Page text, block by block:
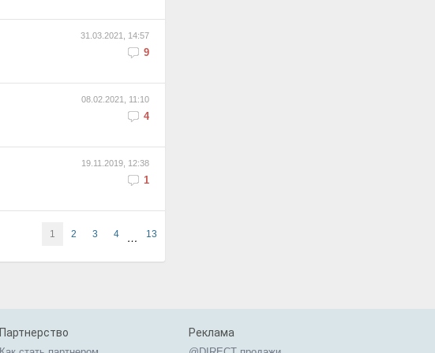
31.03.2021, 14:57
9
08.02.2021, 11:10
4
19.11.2019, 12:38
1
1 2 3 4 … 13
Партнерство Реклама